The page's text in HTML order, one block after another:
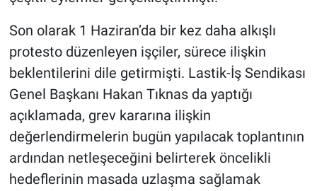
Son olarak 1 Haziran’da bir kez daha alkışlı
protesto düzenleyen işçiler, sürece ilişkin
beklentilerini dile getirmişti. Lastik-İş Sendikası
Genel Başkanı Hakan Tıknas da yaptığı
açıklamada, grev kararına ilişkin
değerlendirmelerin bugün yapılacak toplantının
ardından netleşeceğini belirterek öncelikli
hedeflerinin masada uzlaşma sağlamak